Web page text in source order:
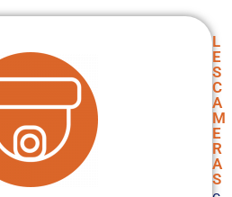
L
E
S
C
A
M
E
R
A
S